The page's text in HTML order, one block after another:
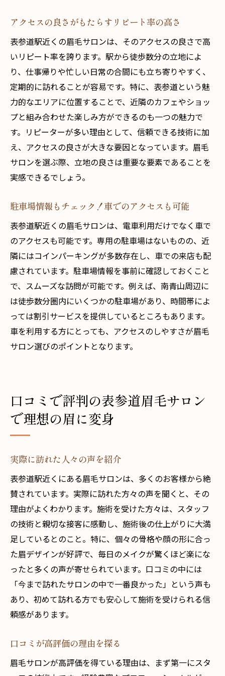
個別に最適化された眉スタイルの提案
プロが行う顔分析で理想の眉をデザイン
骨格分析と眉デザインの密接な関係
パーソナルスタイルを反映した施術例
自分だけの特別な眉デザインを提供
表参道駅の眉毛サロンで自信を持てるスタイル
を手に入れる
自信が持てるスタイルの実現法
眉サロンで得られる自己肯定感
自信を持てる理由が詰まった施術の流れ
理想のスタイルで迎える新しい自分
表参道のサロンで変わる自分の印象
アクセスの良さがもたらすリピート率の高さ
表参道駅近くの眉毛サロンは、そのアクセスの良さで高
いリピート率を誇ります。駅から徒歩数分の立地によ
り、仕事帰りや忙しい日常の合間にも立ち寄りやすく、
定期的に訪れることが容易です。特に、表参道という魅
力的なエリアに位置することで、近隣のカフェやショッ
プと組み合わせた楽しみ方ができるのも一つの魅力で
す。リピーターが多い理由として、信頼できる技術に加
え、アクセスの良さが大きな要因となっています。眉毛
サロンを選ぶ際、立地の良さは重要な要素であることを
実感できるでしょう。
駐車場情報もチェック！車でのアクセスも可能
表参道駅近くの眉毛サロンは、電車利用だけでなく車で
のアクセスも可能です。専用の駐車場はないものの、近
隣にはコインパーキングが多数存在し、車での来店も配
慮されています。駐車場情報を事前に確認しておくこと
で、スムーズな訪問が可能です。例えば、南青山周辺に
は徒歩数分圏内にいくつかの駐車場があり、時間帯によ
っては割引サービスを提供しているところもあります。
車を利用する方にとっても、アクセスのしやすさが眉毛
サロン選びのポイントとなります。
口コミで評判の表参道眉毛サロン
で理想の眉に変身
実際に訪れた人々の声を紹介
表参道駅近くにある眉毛サロンは、多くのお客様から絶
賛されています。実際に訪れた方々の声を聞くと、その
理由がよくわかります。施術を受けた方々は、スタッフ
の技術と親切な接客に感動し、施術後の仕上がりに大満
足しているとのこと。特に、個々の骨格や顔の形に合っ
た眉デザインが好評で、毎日のメイクが驚くほど楽にな
ったと多くの声が寄せられています。口コミの中には
「今まで訪れたサロンの中で一番良かった」という声も
あり、初めて訪れる方でも安心して施術を受けられる信
頼感があります。
口コミが高評価の理由を探る
眉毛サロンが高評価を得ている理由は、まず第一にスタ